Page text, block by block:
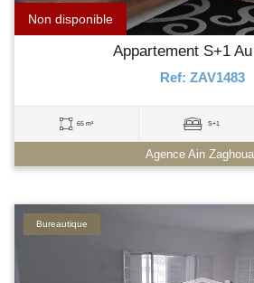
Non disponible
Appartement S+1
Ref: ZAV1483
65 m² S+1
Agence Ain
Bureautique